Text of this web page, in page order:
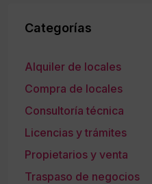
Categorías
Alquiler de locales
Compra de locales
Consultoría técnica
Licencias y trámites
Propietarios y venta
Traspaso de negocios